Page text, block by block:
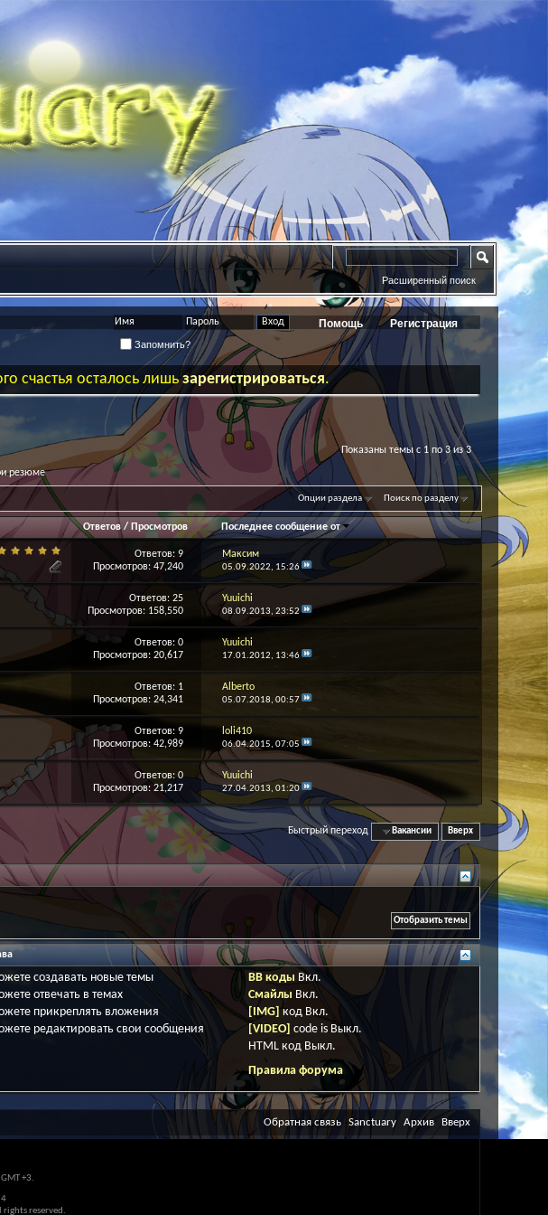
Регистрация
Помощь
Запомнить?
Расширенный поиск
счастья осталось лишьзарегистрироваться.
Показаны темы с 1 по 3 из 3
резюме
Опции раздела Поиск по разделу
Ответов/ Просмотров Последнее сообщение от
Ответов: 9
Просмотров: 47,240
Максим
05.09.2022, 15:26
Ответов: 25
Просмотров: 158,550
Yuuichi
08.09.2013,23:52
Ответов: 0
Просмотров: 20,617
Yuuichi
17.01.2012, 13:46
Ответов: 1
Просмотров: 24,341
Alberto
05.07.2018,00:57
Ответов: 9
Просмотров: 42,989
loli410
06.04.2015,07:05
Ответов: 0
Просмотров: 21,217
Yuuichi
27.04.2013,01:20
Быстрый переход Вакансии Вверх
создавать новые темы
отвечать в темах
прикреплять вложения
редактировать свои сообщения
BB коды Вкл.
Смайлы Вкл.
[IMG]код Вкл.
[VIDEO] code is Выкл.
HTML код Выкл.
Правила форума
Обратная связь Sanctuary Архив Вверх
+3.
4
reserved.